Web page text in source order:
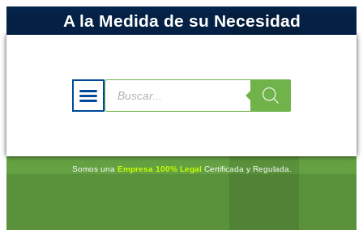
A la Medida de su Necesidad
Somos una Empresa 100% Legal Certificada y Regulada.